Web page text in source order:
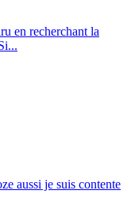
en recherchant la
aussi je suis contente